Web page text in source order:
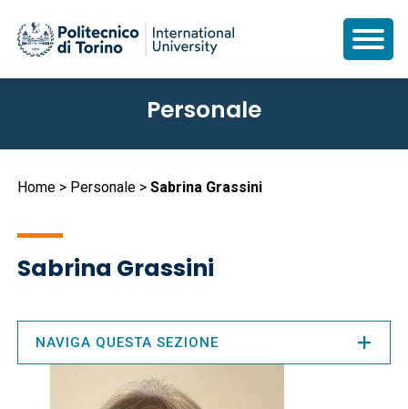
principale
Personale
Briciole
pane
Home Personale Sabrina Grassini
Sabrina Grassini
NAVIGA QUESTA SEZIONE